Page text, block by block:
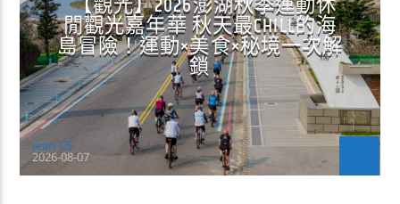
閒觀光嘉年華 秋天最CHILL的海
島冒險！運動×美食×秘境一次解
鎖
Jean-CS
2026-08-07